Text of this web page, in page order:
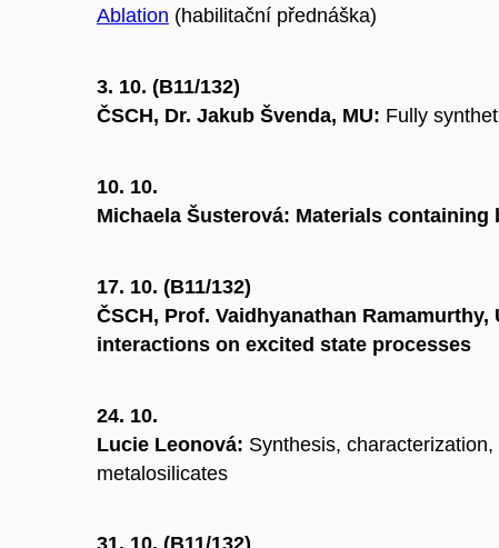
Ablation (habilitační přednáška)
3. 10. (B11/132)
ČSCH, Dr. Jakub Švenda, MU: Fully
10. 10.
Michaela Šusterová: Materials
17. 10. (B11/132)
ČSCH, Prof. Vaidhyanathan
interactions on excited state processes
24. 10.
Lucie Leonová: Synthesis,
metalosilicates